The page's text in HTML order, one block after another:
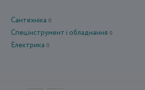
Сантехніка 0
Спецінструмент і обладнання 0
Електрика 0